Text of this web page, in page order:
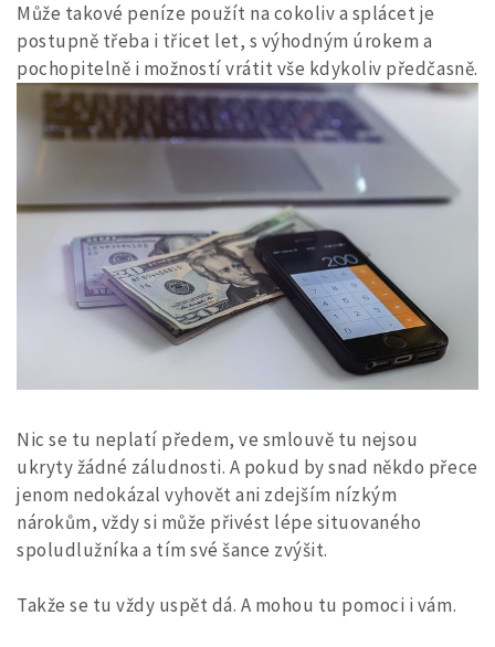
Může takové peníze použít na cokoliv a splácet je
postupně třeba i třicet let, s výhodným úrokem a
pochopitelně i možností vrátit vše kdykoliv předčasně.
Nic se tu neplatí předem, ve smlouvě tu nejsou
ukryty žádné záludnosti. A pokud by snad někdo přece
jenom nedokázal vyhovět ani zdejším nízkým
nárokům, vždy si může přivést lépe situovaného
spoludlužníka a tím své šance zvýšit.
Takže se tu vždy uspět dá. A mohou tu pomoci i vám.